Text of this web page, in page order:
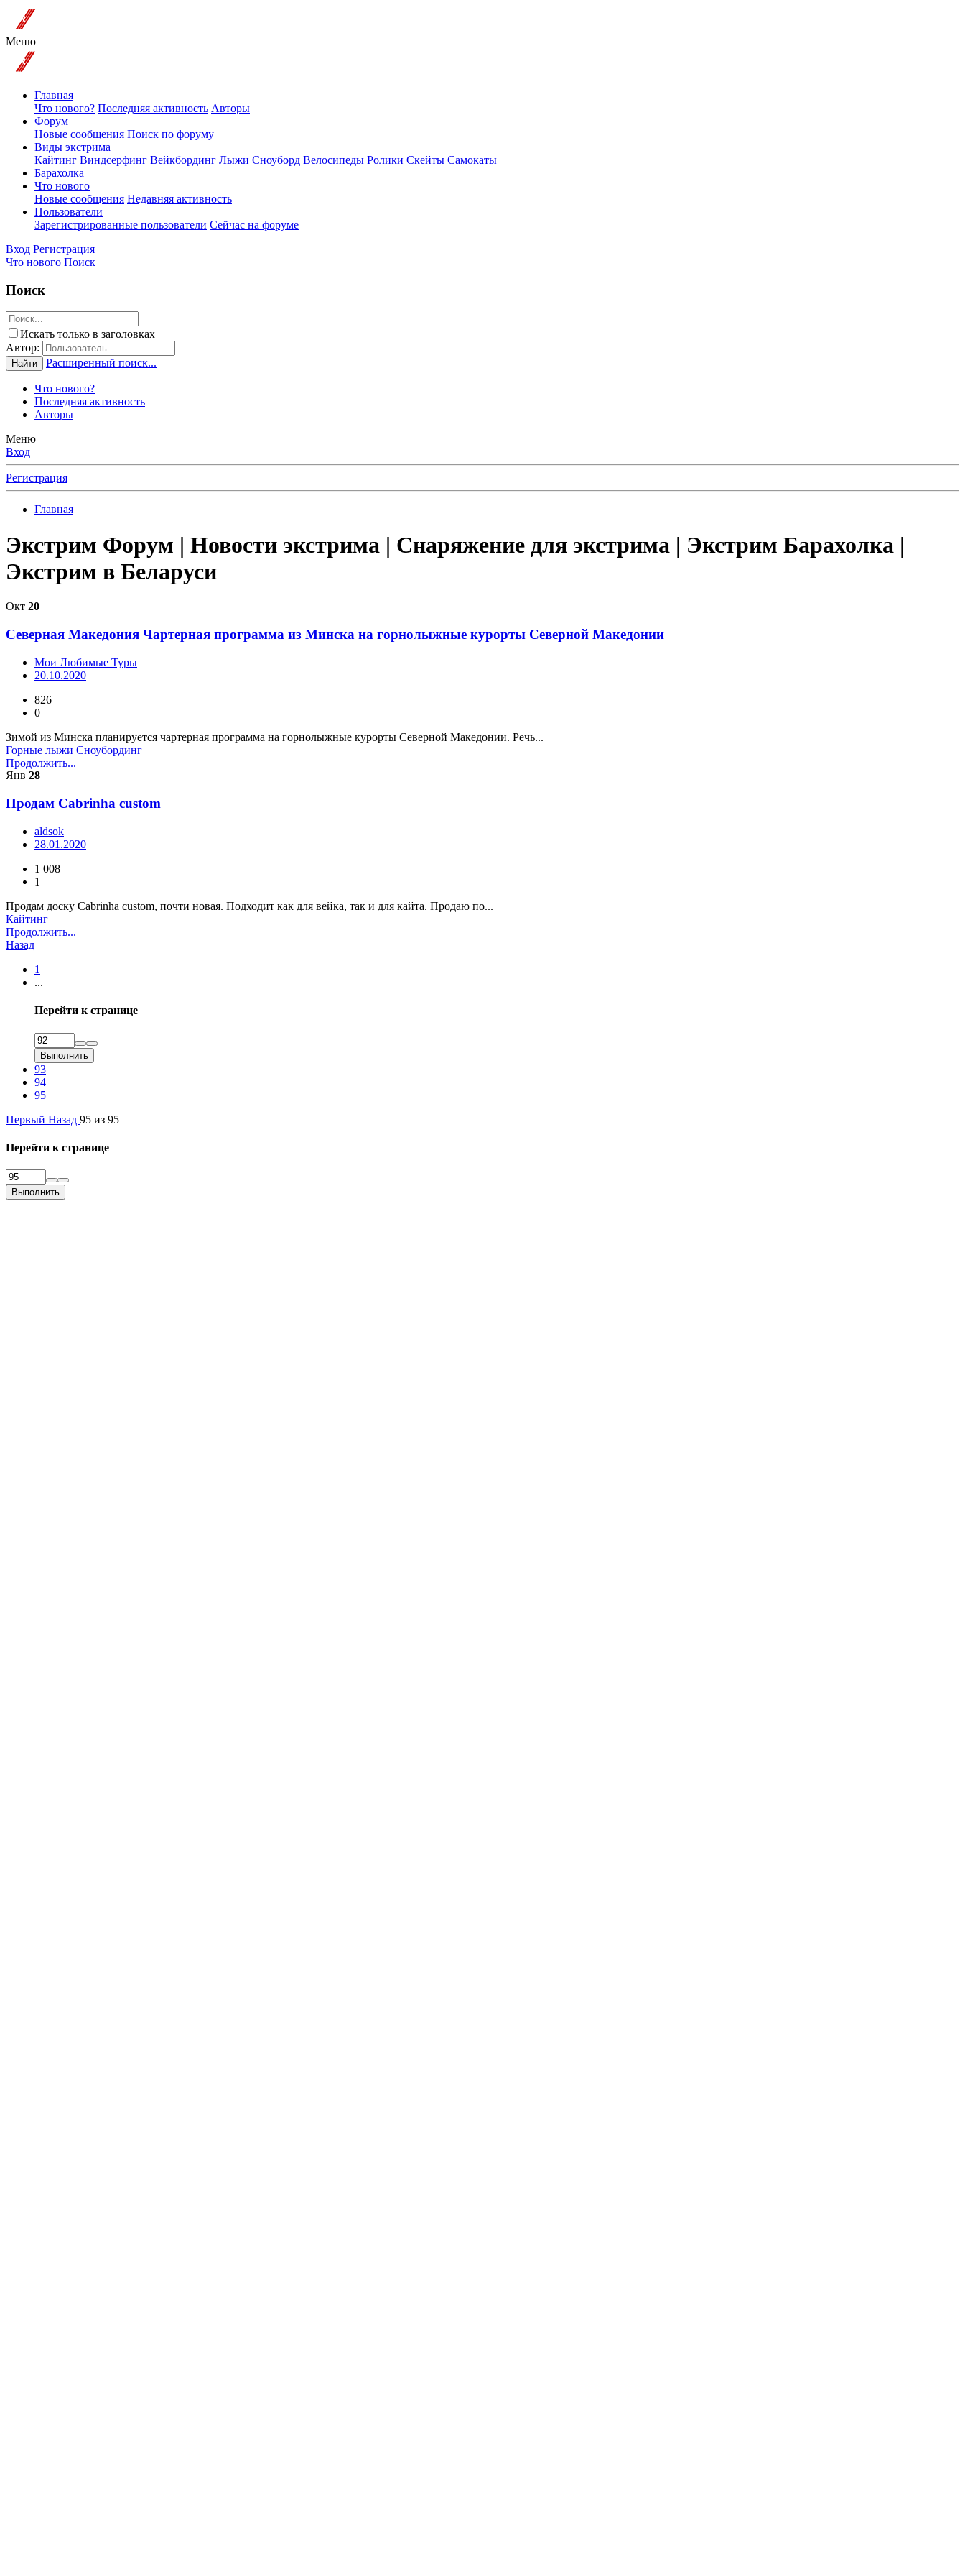
Меню
Главная
Что нового? Последняя активность Авторы
Форум
Новые сообщения Поиск по форуму
Виды экстрима
Кайтинг Виндсерфинг Вейкбординг Лыжи Сноуборд Велосипеды Ролики Скейты Самокаты
Барахолка
Что нового
Новые сообщения Недавняя активность
Пользователи
Зарегистрированные пользователи Сейчас на форуме
Вход Регистрация
Что нового Поиск
Поиск
Искать только в заголовках
Автор:
Найти Расширенный поиск...
Что нового?
Последняя активность
Авторы
Меню
Вход
Регистрация
Главная
Экстрим Форум | Новости экстрима | Снаряжение для экстрима | Экстрим Барахолка |
Экстрим в Беларуси
Окт 20
Северная Македония Чартерная программа из Минска на горнолыжные курорты Северной Македонии
Мои Любимые Туры
20.10.2020
826
0
Зимой из Минска планируется чартерная программа на горнолыжные курорты Северной Македонии. Речь...
Горные лыжи Сноубординг
Продолжить...
Янв 28
Продам Cabrinha custom
aldsok
28.01.2020
1 008
1
Продам доску Cabrinha custom, почти новая. Подходит как для вейка, так и для кайта. Продаю по...
Кайтинг
Продолжить...
Назад
1
...
Перейти к странице
Выполнить
93
94
95
Первый Назад 95 из 95
Перейти к странице
Выполнить